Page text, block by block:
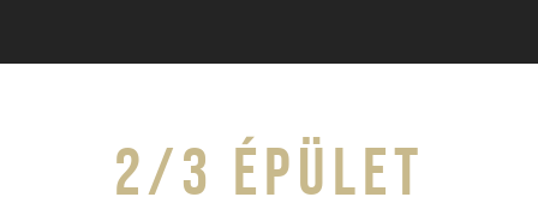
2/3 ÉPÜLET